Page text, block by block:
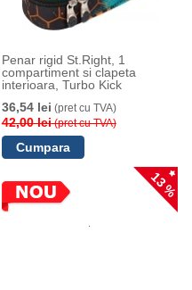
Penar rigid St.Right, 1
compartiment si clapeta
interioara, Turbo Kick
36,54 lei (pret cu TVA)
42,00 lei(pret cu TVA)
13 %